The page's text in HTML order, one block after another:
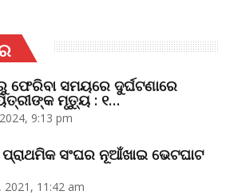
ଫେରିବା ସମୟରେ ଦୁର୍ଘଟଣାରେ
ମୃତ୍ୟୁ : ୧…
9:13 pm
ସଂଘର ନୂଆଁଖାଇ ଭେଟଘାଟ
2021, 11:42 am